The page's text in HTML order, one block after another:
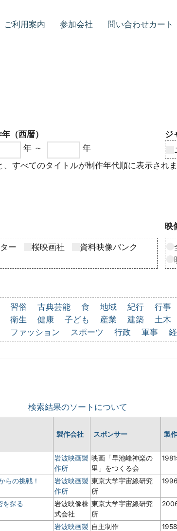
ご利用案内 参加会社 問い合わせカート
（西暦）
年 ～
年
ジ
すべてのタイトルが制作年代順に表示されま
ー 桜映画社
資料映像バンク
映
習俗 古典芸能 食 地域 紀行 行事
衛生 健康 子ども 産業 建築 土木
ファッション スポーツ 行政 軍事
検索結果のソートについて
製作会社 スポンサー 製
岩波映画製
作所
映画「早池峰神楽の
里」をつくる会
らの挑戦！
岩波映画製
作所
東京大学宇宙線研究
所
を探る
岩波映像株
式会社
東京大学宇宙線研究
所
岩波映画製 自主制作